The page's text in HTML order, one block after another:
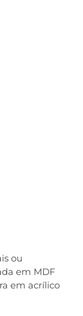
ou
em MDF
em acrílico